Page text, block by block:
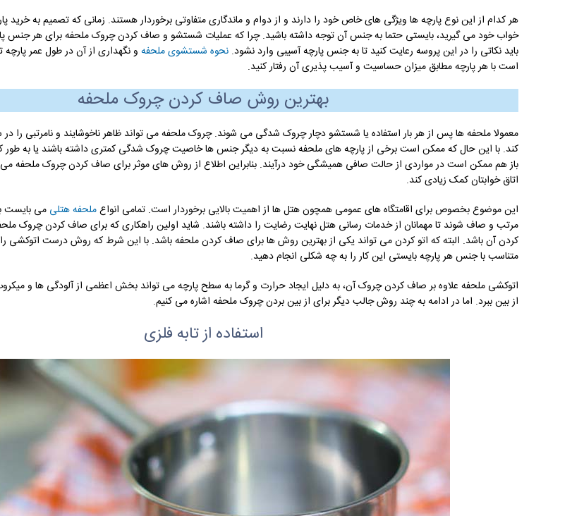
هر کدام از این نوع پارچه ها ویژگی های خاص خود را دارند و از دوام و ماندگاری متفاوتی برخوردار هستند. زمانی که تصمیم به
خواب خود می گیرید، بایستی حتما به جنس آن توجه داشته باشید. چرا که عملیات شستشو و صاف کردن چروک ملحفه برای هر جنس
باید نکاتی را در این پروسه رعایت کنید تا به جنس پارچه آسیبی وارد نشود. نحوه شستشوی ملحفه و نگهداری از آن در طول عمر پارچه
است با هر پارچه مطابق میزان حساسیت و آسیب پذیری آن رفتار کنید.
بهترین روش صاف کردن چروک ملحفه
معمولا ملحفه ها پس از هر بار استفاده یا شستشو دچار چروک شدگی می شوند. چروک ملحفه می تواند ظاهر ناخوشایند و نامرتبی را
کند. با این حال که ممکن است برخی از پارچه های ملحفه نسبت به دیگر جنس ها خاصیت چروک شدگی کمتری داشته باشند یا به طور
باز هم ممکن است در مواردی از حالت صافی همیشگی خود درآیند. بنابراین اطلاع از روش های موثر برای صاف کردن چروک ملحفه می
اتاق خوابتان کمک زیادی کند.
این موضوع بخصوص برای اقامتگاه های عمومی همچون هتل ها از اهمیت بالایی برخوردار است. تمامی انواعملحفه هتلی می بایست
مرتب و صاف شوند تا مهمانان از خدمات رسانی هتل نهایت رضایت را داشته باشند. شاید اولین راهکاری که برای صاف کردن چروک
کردن آن باشد. البته که اتو کردن می تواند یکی از بهترین روش ها برای صاف کردن ملحفه باشد. با این شرط که روش درست اتوکشی را
متناسب با جنس هر پارچه بایستی این کار را به چه شکلی انجام دهید.
اتوکشی ملحفه علاوه بر صاف کردن چروک آن، به دلیل ایجاد حرارت و گرما به سطح پارچه می تواند بخش اعظمی از آلودگی ها و میکروب
از بین ببرد. اما در ادامه به چند روش جالب دیگر برای از بین بردن چروک ملحفه اشاره می کنیم.
استفاده از تابه فلزی